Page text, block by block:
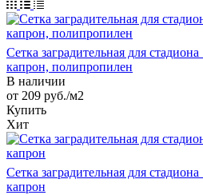
Сетка заградительная для
капрон, полипропилен
В наличии
от 209 руб./м2
Купить
Хит
Сетка заградительная для
капрон